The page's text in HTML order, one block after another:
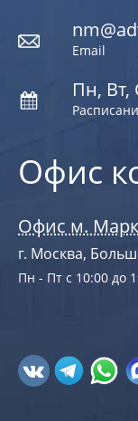
Офис
Офис м.
г. Москва,
Пн - Пт с 10:00 до
Email
Пн, Вт,